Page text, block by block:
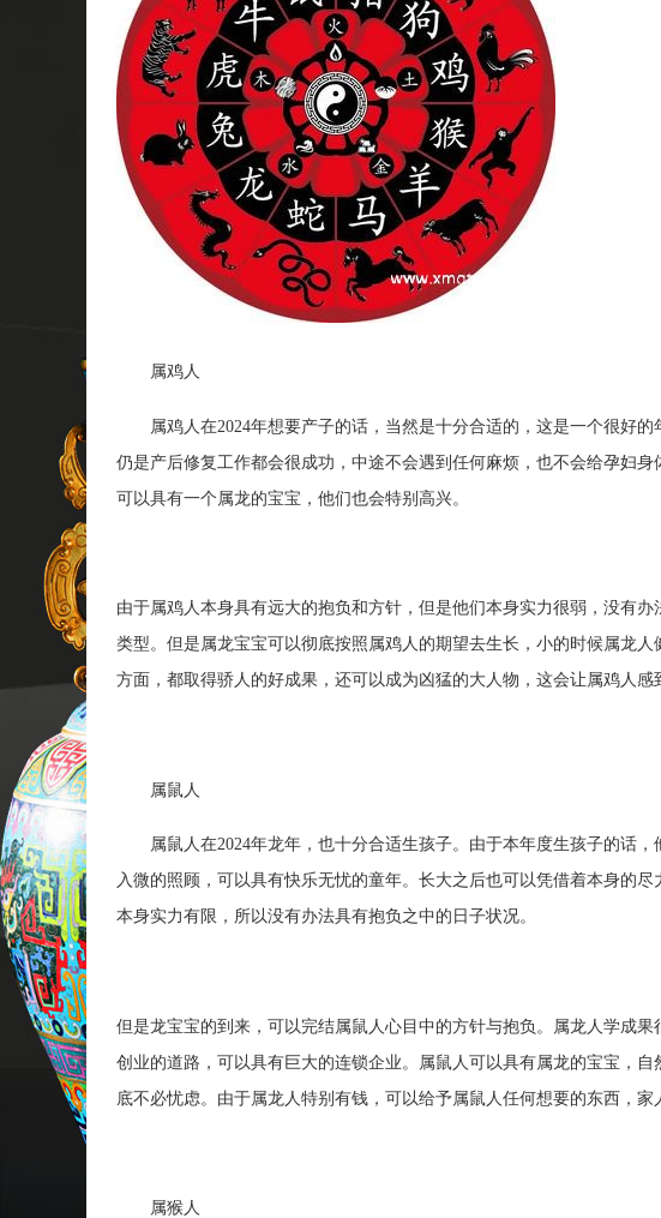
属鸡人
属鸡人在2024年想要产子的话，当然是十分合适的，这是一个很好的
仍是产后修复工作都会很成功，中途不会遇到任何麻烦，也不会给孕妇
可以具有一个属龙的宝宝，他们也会特别高兴。
由于属鸡人本身具有远大的抱负和方针，但是他们本身实力很弱，没有
类型。但是属龙宝宝可以彻底按照属鸡人的期望去生长，小的时候属龙
方面，都取得骄人的好成果，还可以成为凶猛的大人物，这会让属鸡人感
属鼠人
属鼠人在2024年龙年，也十分合适生孩子。由于本年度生孩子的话，
入微的照顾，可以具有快乐无忧的童年。长大之后也可以凭借着本身的
本身实力有限，所以没有办法具有抱负之中的日子状况。
但是龙宝宝的到来，可以完结属鼠人心目中的方针与抱负。属龙人学成
创业的道路，可以具有巨大的连锁企业。属鼠人可以具有属龙的宝宝，
底不必忧虑。由于属龙人特别有钱，可以给予属鼠人任何想要的东西，家
属猴人